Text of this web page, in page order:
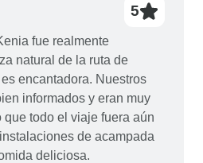
5
fue realmente
natural de la ruta de
encantadora. Nuestros
informados y eran muy
todo el viaje fuera aún
de acampada
deliciosa.